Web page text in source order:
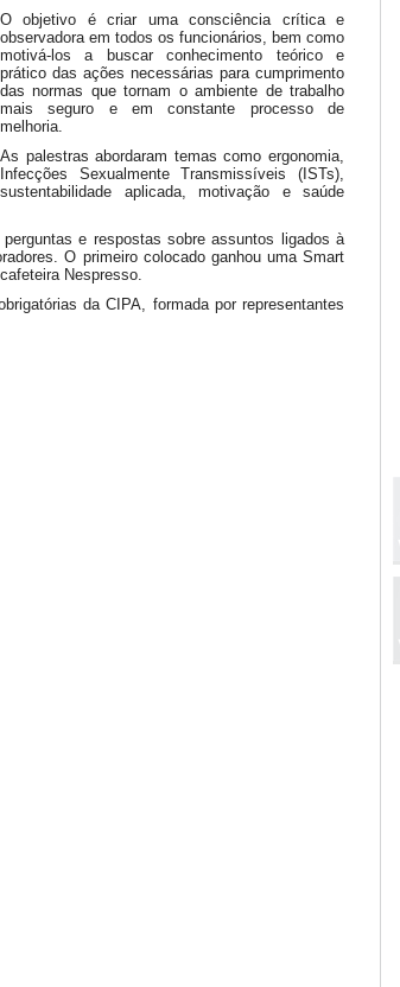
O objetivo é criar uma consciência crítica e
observadora em todos os funcionários, bem como
motivá-los a buscar conhecimento teórico e
prático das ações necessárias para cumprimento
das normas que tornam o ambiente de trabalho
mais seguro e em constante processo de
melhoria.
As palestras abordaram temas como ergonomia,
Infecções Sexualmente Transmissíveis (ISTs),
sustentabilidade aplicada, motivação e saúde
perguntas e respostas sobre assuntos ligados à
O primeiro colocado ganhou uma Smart
Nespresso.
da CIPA, formada por representantes